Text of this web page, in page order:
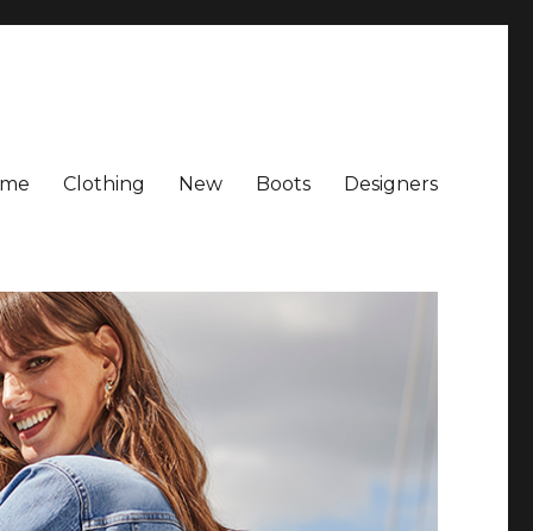
Clothing New Boots Designers